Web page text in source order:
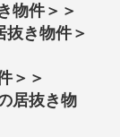
物件＞＞
抜き物件＞
＞＞
居抜き物